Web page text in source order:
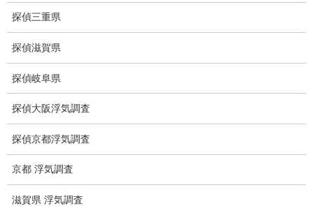
電磁波測定調査
電磁波とは
ストーカー調査
待ち伏せ
集団ストーカー
GPS発見調査
盗難車両調査
探偵三重県
探偵滋賀県
探偵岐阜県
探偵大阪浮気調査
探偵京都浮気調査
京都 浮気調査
滋賀県 浮気調査